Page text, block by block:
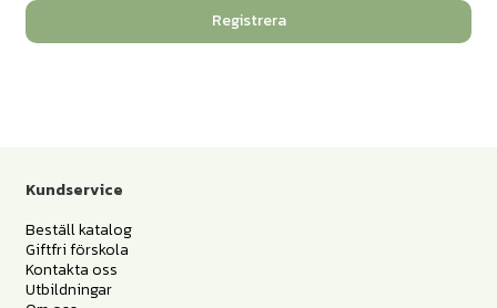
Registrera
Kundservice
Beställ katalog
Giftfri förskola
Kontakta oss
Utbildningar